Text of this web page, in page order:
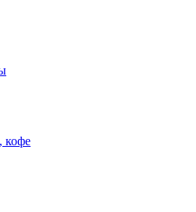
кофе